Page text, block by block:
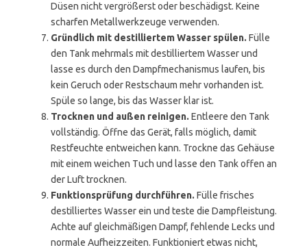
Düsen nicht vergrößerst oder beschädigst. Keine
scharfen Metallwerkzeuge verwenden.
Gründlich mit destilliertem Wasser spülen. Fülle
den Tank mehrmals mit destilliertem Wasser und
lasse es durch den Dampfmechanismus laufen, bis
kein Geruch oder Restschaum mehr vorhanden ist.
Spüle so lange, bis das Wasser klar ist.
Trocknen und außen reinigen. Entleere den Tank
vollständig. Öffne das Gerät, falls möglich, damit
Restfeuchte entweichen kann. Trockne das Gehäuse
mit einem weichen Tuch und lasse den Tank offen an
der Luft trocknen.
Funktionsprüfung durchführen. Fülle frisches
destilliertes Wasser ein und teste die Dampfleistung.
Achte auf gleichmäßigen Dampf, fehlende Lecks und
normale Aufheizzeiten. Funktioniert etwas nicht,